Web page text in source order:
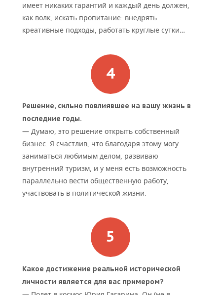
имеет никаких гарантий и каждый день должен,
как волк, искать пропитание: внедрять
креативные подходы, работать круглые сутки…
Решение, сильно повлиявшее на вашу жизнь в
последние годы.
— Думаю, это решение открыть собственный
бизнес. Я счастлив, что благодаря этому могу
заниматься любимым делом, развиваю
внутренний туризм, и у меня есть возможность
параллельно вести общественную работу,
участвовать в политической жизни.
Какое достижение реальной исторической
личности является для вас примером?